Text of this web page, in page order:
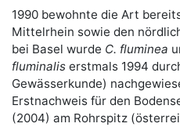
1990 bewohnte die Art
Mittelrhein sowie den
bei Basel wurde C. fluminea
fluminalis erstmals 1994
Gewässerkunde)
Erstnachweis für den
(2004) am Rohrspitz